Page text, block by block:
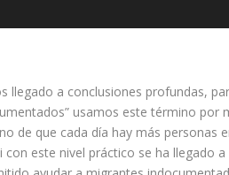
llegado a conclusiones profundas,
usamos este término
de que cada día hay más personas
este nivel práctico se ha llegado